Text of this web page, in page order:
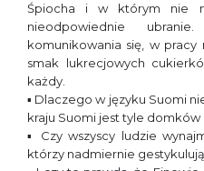
Śpiocha i w którym nie
nieodpowiednie
komunikowania się, w
smak lukrecjowych
każdy.
▪ Dlaczego w języku Suomi
kraju Suomi jest tyle domków
▪ Czy wszyscy ludzie
którzy nadmiernie